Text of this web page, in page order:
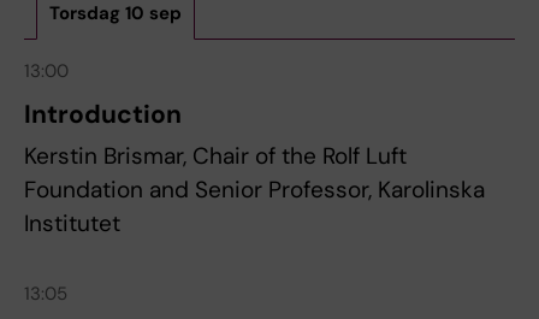
Torsdag 10 sep
13:00
Introduction
Kerstin Brismar, Chair of the Rolf Luft
Foundation and Senior Professor, Karolinska
Institutet
13:05